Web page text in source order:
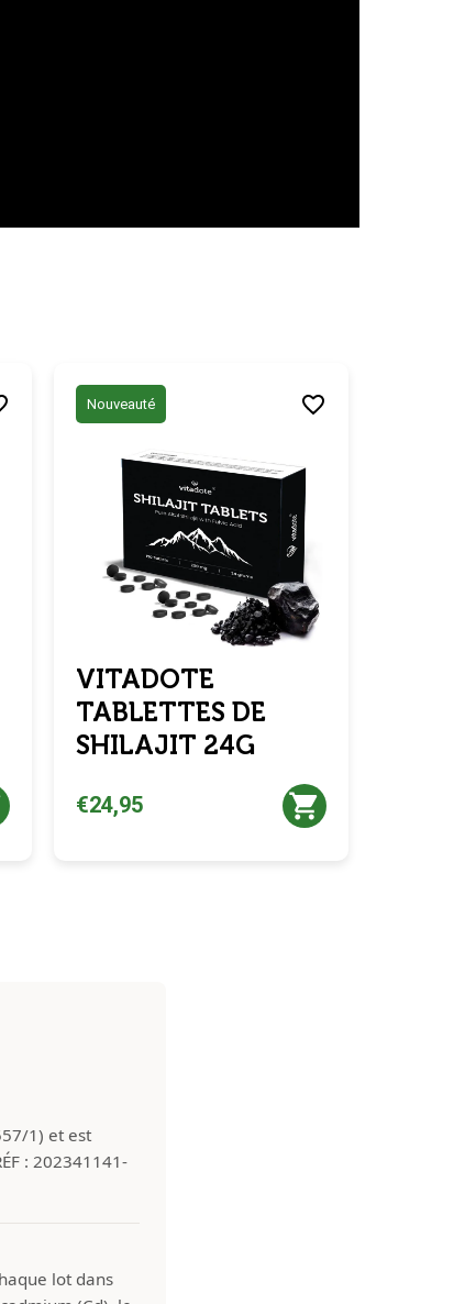
Nouveauté
VITADOTE
TABLETTES DE
SHILAJIT 24G
€24,95
1) et est
: 202341141-
lot dans